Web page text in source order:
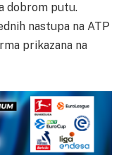
dobrom putu.
nastupa na ATP
prikazana na